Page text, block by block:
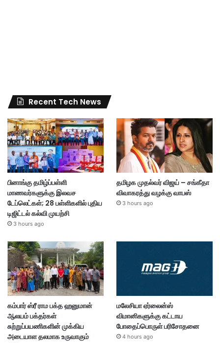
Recent Tech News
பினாங்கு தமிழ்ப்பள்ளி
மாணவர்களுக்கு இலவச
டேப்லெட்கள்; 28 பள்ளிகளில் புதிய
டிஜிட்டல் கல்வி முயற்சி
3 hours ago
தமிழக முதல்வர் விஜய் – சங்கீதா
விவாகரத்து வழக்கு வாபஸ்
3 hours ago
கம்பார் ஸ்ரீ ராம பக்த ஹனுமான்
ஆலயம் பக்தர்கள்
சுற்றுப்பயணிகளின் முக்கிய
அடையாள தலமாக உருவாகும்
மலேசியா ஏர்லைன்ஸ்
விமானிகளுக்கு கட்டாய
போதைப்பொருள் பரிசோதனை
4 hours ago